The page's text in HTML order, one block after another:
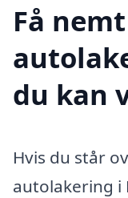
Få
du kan
Hvis du står
autolakering i